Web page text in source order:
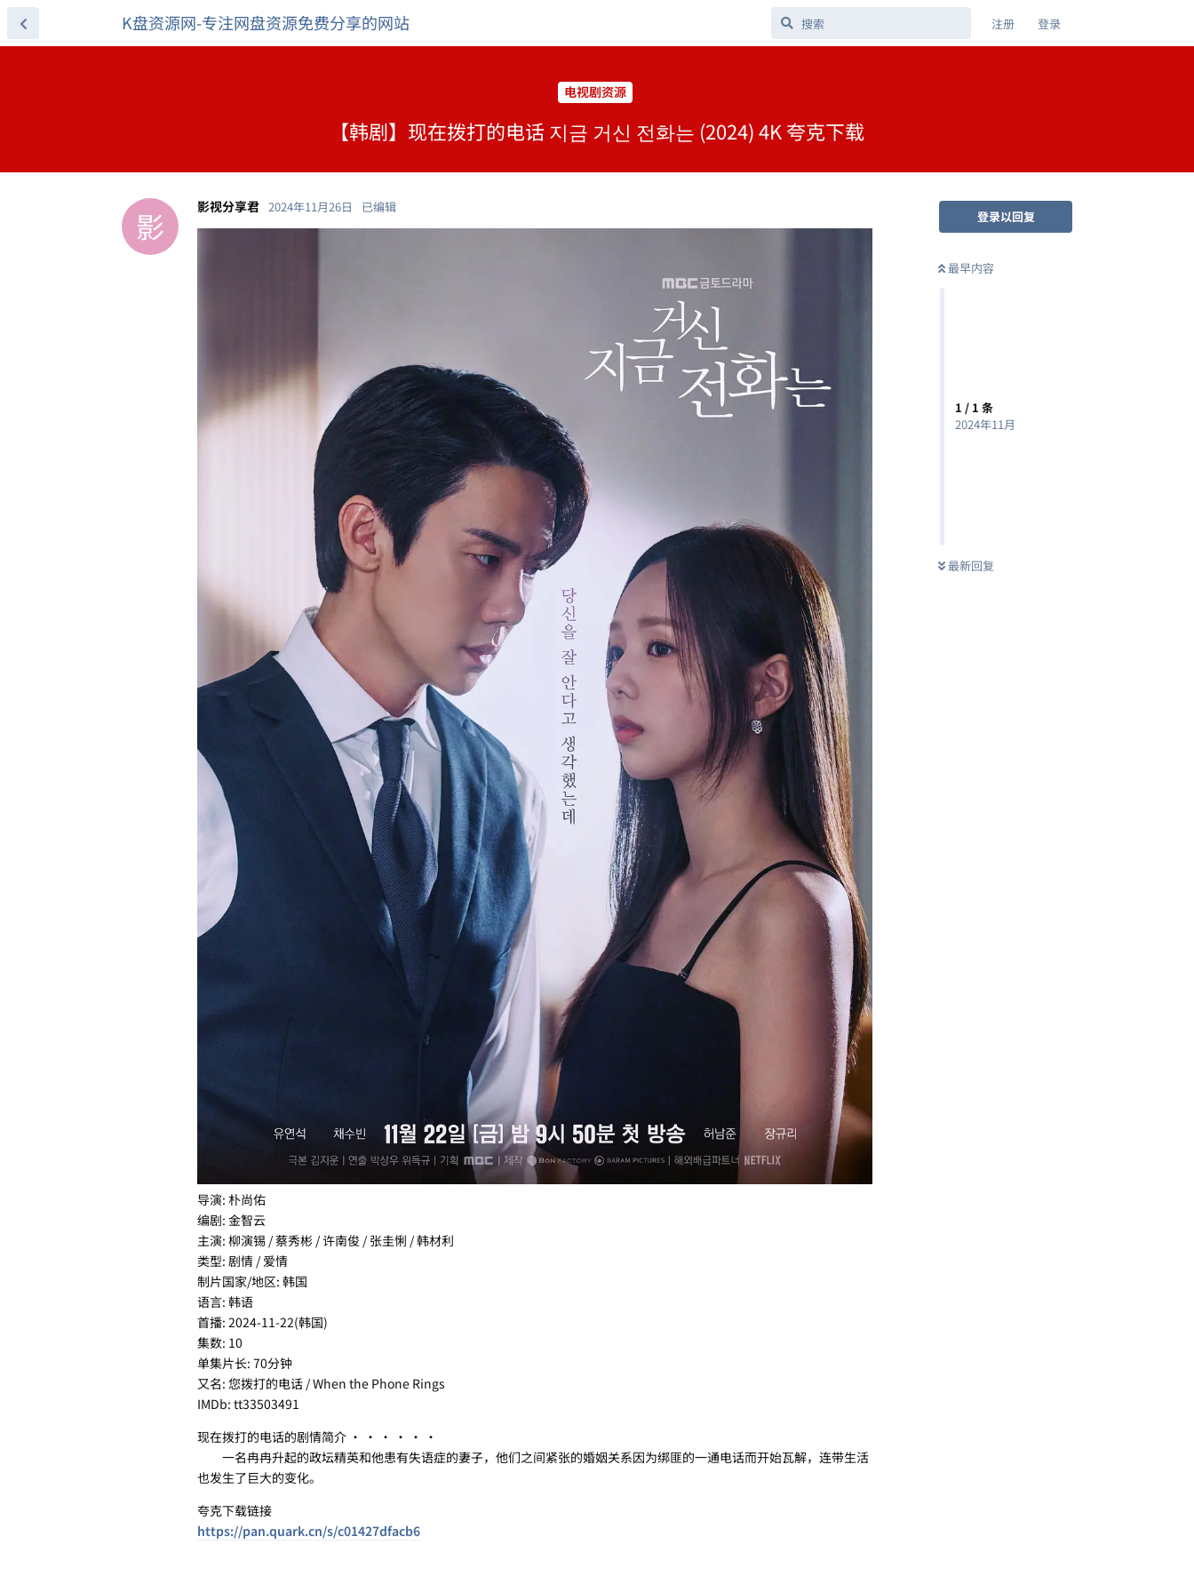
K盘资源网-专注网盘资源免费分享的网站 注册 登录
电视剧资源
【韩剧】现在拨打的电话 지금 거신 전화는 (2024) 4K 夸克下载
登录以回复
最早内容
1 / 1 条
2024年11月
最新回复
影 影视分享君 2024年11月26日 已编辑
导演: 朴尚佑
编剧: 金智云
主演: 柳演锡 / 蔡秀彬 / 许南俊 / 张圭悧 / 韩材利
类型: 剧情 / 爱情
制片国家/地区: 韩国
语言: 韩语
首播: 2024-11-22(韩国)
集数: 10
单集片长: 70分钟
又名: 您拨打的电话 / When the Phone Rings
IMDb: tt33503491
现在拨打的电话的剧情简介 · · · · · ·
一名冉冉升起的政坛精英和他患有失语症的妻子，他们之间紧张的婚姻关系因为绑匪的一通电话而开始瓦解，连带生活
也发生了巨大的变化。
夸克下载链接
https://pan.quark.cn/s/c01427dfacb6